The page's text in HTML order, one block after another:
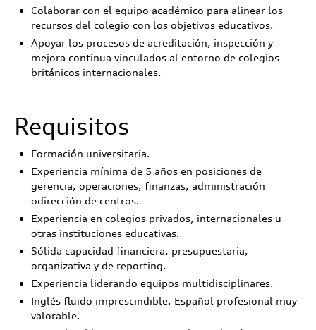
Colaborar con el equipo académico para alinear los
recursos del colegio con los objetivos educativos.
Apoyar los procesos de acreditación, inspección y
mejora continua vinculados al entorno de colegios
británicos internacionales.
Requisitos
Formación universitaria.
Experiencia mínima de 5 años en posiciones de
gerencia, operaciones, finanzas, administración
odirección de centros.
Experiencia en colegios privados, internacionales u
otras instituciones educativas.
Sólida capacidad financiera, presupuestaria,
organizativa y de reporting.
Experiencia liderando equipos multidisciplinares.
Inglés fluido imprescindible. Español profesional muy
valorable.